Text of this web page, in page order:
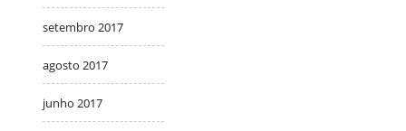
setembro 2017
agosto 2017
junho 2017